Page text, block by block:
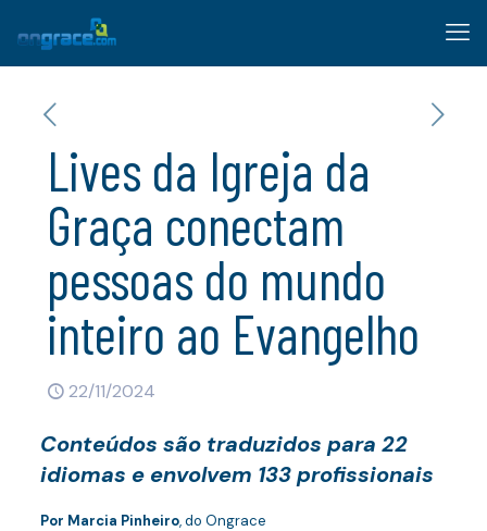
Lives da Igreja da
Graça conectam
pessoas do mundo
inteiro ao Evangelho
22/11/2024
Conteúdos são traduzidos para 22
idiomas e envolvem 133 profissionais
Por Marcia Pinheiro, do Ongrace